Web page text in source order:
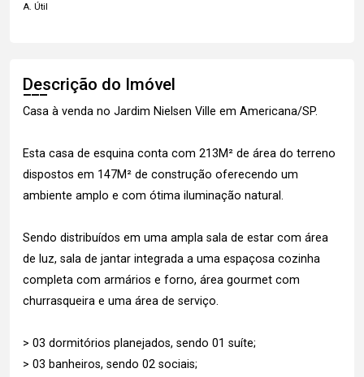
A. Útil
Descrição do Imóvel
Casa à venda no Jardim Nielsen Ville em Americana/SP.
Esta casa de esquina conta com 213M² de área do terreno
dispostos em 147M² de construção oferecendo um
ambiente amplo e com ótima iluminação natural.
Sendo distribuídos em uma ampla sala de estar com área
de luz, sala de jantar integrada a uma espaçosa cozinha
completa com armários e forno, área gourmet com
churrasqueira e uma área de serviço.
> 03 dormitórios planejados, sendo 01 suíte;
> 03 banheiros, sendo 02 sociais;